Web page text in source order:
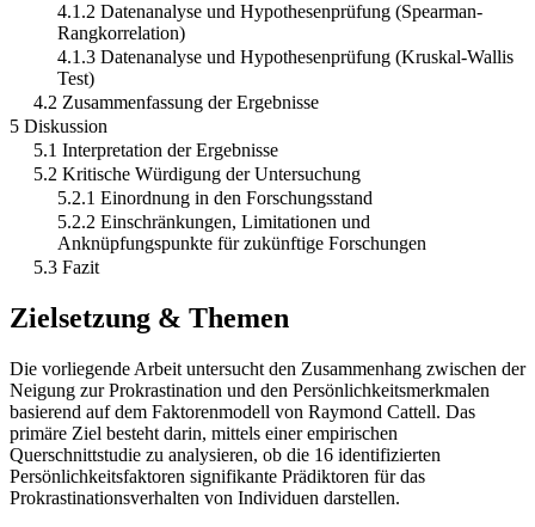
4.1.2 Datenanalyse und Hypothesenprüfung (Spearman-
Rangkorrelation)
4.1.3 Datenanalyse und Hypothesenprüfung (Kruskal-Wallis
Test)
4.2 Zusammenfassung der Ergebnisse
5 Diskussion
5.1 Interpretation der Ergebnisse
5.2 Kritische Würdigung der Untersuchung
5.2.1 Einordnung in den Forschungsstand
5.2.2 Einschränkungen, Limitationen und
Anknüpfungspunkte für zukünftige Forschungen
5.3 Fazit
Zielsetzung & Themen
Die vorliegende Arbeit untersucht den Zusammenhang zwischen der
Neigung zur Prokrastination und den Persönlichkeitsmerkmalen
basierend auf dem Faktorenmodell von Raymond Cattell. Das
primäre Ziel besteht darin, mittels einer empirischen
Querschnittstudie zu analysieren, ob die 16 identifizierten
Persönlichkeitsfaktoren signifikante Prädiktoren für das
Prokrastinationsverhalten von Individuen darstellen.